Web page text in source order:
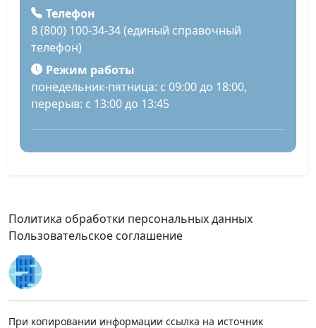
Телефон
8 (800) 100-34-34 (единый справочный
телефон)
Режим работы
понедельник-пятница: с 09:00 до 18:00,
перерыв: с 13:00 до 13:45
Политика обработки персональных данных
Пользовательское соглашение
При копировании информации ссылка на источник